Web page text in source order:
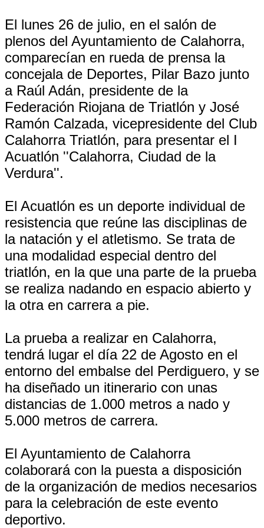
El lunes 26 de julio, en el salón de
plenos del Ayuntamiento de Calahorra,
comparecían en rueda de prensa la
concejala de Deportes, Pilar Bazo junto
a Raúl Adán, presidente de la
Federación Riojana de Triatlón y José
Ramón Calzada, vicepresidente del Club
Calahorra Triatlón, para presentar el I
Acuatlón ''Calahorra, Ciudad de la
Verdura''.
El Acuatlón es un deporte individual de
resistencia que reúne las disciplinas de
la natación y el atletismo. Se trata de
una modalidad especial dentro del
triatlón, en la que una parte de la prueba
se realiza nadando en espacio abierto y
la otra en carrera a pie.
La prueba a realizar en Calahorra,
tendrá lugar el día 22 de Agosto en el
entorno del embalse del Perdiguero, y se
ha diseñado un itinerario con unas
distancias de 1.000 metros a nado y
5.000 metros de carrera.
El Ayuntamiento de Calahorra
colaborará con la puesta a disposición
de la organización de medios necesarios
para la celebración de este evento
deportivo.